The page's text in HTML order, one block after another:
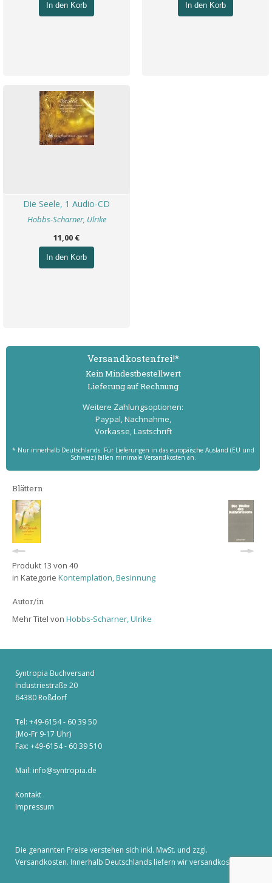
In den Korb In den Korb
Die Seele, 1 Audio-CD
Hobbs-Scharner, Ulrike
11,00 €
In den Korb
Versand­kostenfrei!*
Kein Mindest­bestell­wert
Lieferung auf Rechnung
Weitere Zahlungs­optionen:
Paypal, Nachnahme,
Vorkasse, Lastschrift
* Nur innerhalb Deutschlands. Für Lieferungen in das europäische Ausland (EU und
Schweiz) fallen minimale Versandkosten an.
Blättern
Produkt 13 von 40
in Kategorie Kontemplation, Besinnung
Autor/in
Mehr Titel von Hobbs-Scharner, Ulrike
Syntropia Buchversand
Industriestraße 20
64380 Roßdorf
Tel: +49-6154 - 60 39 50
(Mo-Fr 9-17 Uhr)
Fax: +49-6154 - 60 39 510
Mail: info@syntropia.de
Kontakt
Impressum
Die genannten Preise verstehen sich inkl. MwSt. und zzgl.
Versandkosten. Innerhalb Deutschlands liefern wir versandkostenfrei!